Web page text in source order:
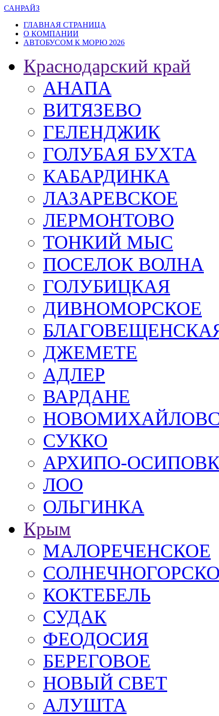
САНРАЙЗ
ГЛАВНАЯ СТРАНИЦА
О КОМПАНИИ
АВТОБУСОМ К МОРЮ 2026
Краснодарский край
АНАПА
ВИТЯЗЕВО
ГЕЛЕНДЖИК
ГОЛУБАЯ БУХТА
КАБАРДИНКА
ЛАЗАРЕВСКОЕ
ЛЕРМОНТОВО
ТОНКИЙ МЫС
ПОСЕЛОК ВОЛНА
ГОЛУБИЦКАЯ
ДИВНОМОРСКОЕ
ДЖЕМЕТЕ
АДЛЕР
ВАРДАНЕ
СУККО
АРХИПО-
ЛОО
ОЛЬГИНКА
Крым
МАЛОРЕЧЕНСКОЕ
КОКТЕБЕЛЬ
СУДАК
ФЕОДОСИЯ
БЕРЕГОВОЕ
НОВЫЙ СВЕТ
АЛУШТА